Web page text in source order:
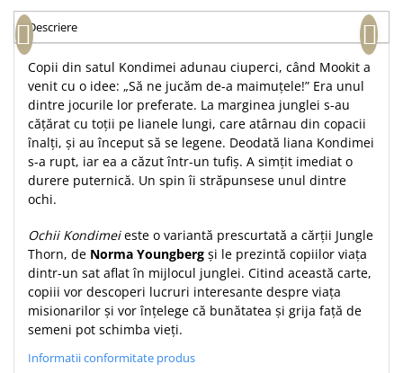
Biografii
Eseuri
Marturii
Romane
Meditatii
Pedagogie
Poezii
Reviste
Sanatate
Teologie
A doua venire
Apologetica
Dogmatica
Istoria Bisericii
Semne de carte
Set cadou
Statuete
Sticle apa
Suport pentru pahar
Tablouri
Tablouri canvas
Termos
Descriere
Copii din satul Kondimei adunau ciuperci, când Mookit a
venit cu o idee: „Să ne jucăm de-a maimuţele!” Era unul
dintre jocurile lor preferate. La marginea junglei s-au
căţărat cu toţii pe lianele lungi, care atârnau din copacii
înalţi, şi au început să se legene. Deodată liana Kondimei
s-a rupt, iar ea a căzut într-un tufiş. A simţit imediat o
durere puternică. Un spin îi străpunsese unul dintre
ochi.
Ochii Kondimeieste o variantă prescurtată a cărţii Jungle
Thorn, de Norma Youngberg şi le prezintă copiilor viaţa
dintr-un sat aflat în mijlocul junglei. Citind această carte,
copiii vor descoperi lucruri interesante despre viaţa
misionarilor şi vor înţelege că bunătatea şi grija faţă de
semeni pot schimba vieţi.
Informatii conformitate produs